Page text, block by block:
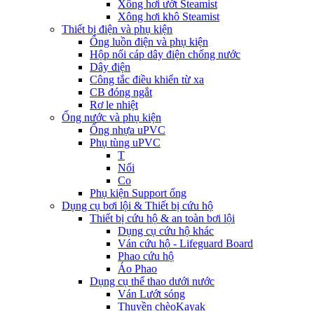
Xông hơi ướt Steamist
Xông hơi khô Steamist
Thiết bị điện và phụ kiện
Ống luồn điện và phụ kiện
Hộp nối cáp dây điện chống nước
Dây điện
Công tắc điều khiển từ xa
CB đóng ngắt
Rơ le nhiệt
Ống nước và phụ kiện
Ống nhựa uPVC
Phụ tùng uPVC
T
Nối
Co
Phụ kiện Support ống
Dụng cụ bơi lội & Thiết bị cứu hộ
Thiết bị cứu hộ & an toàn bơi lội
Dụng cụ cứu hộ khác
Ván cứu hộ - Lifeguard Board
Phao cứu hộ
Áo Phao
Dụng cụ thể thao dưới nước
Ván Lướt sóng
Thuyền chèoKayak